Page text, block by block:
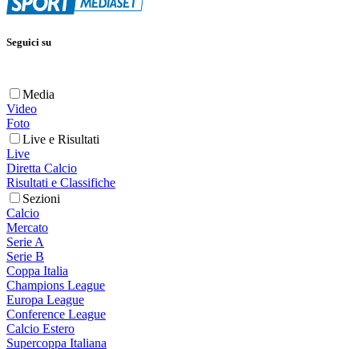
Seguici su
Media
Video
Foto
Live e Risultati
Live
Diretta Calcio
Risultati e Classifiche
Sezioni
Calcio
Mercato
Serie A
Serie B
Coppa Italia
Champions League
Europa League
Conference League
Calcio Estero
Supercoppa Italiana